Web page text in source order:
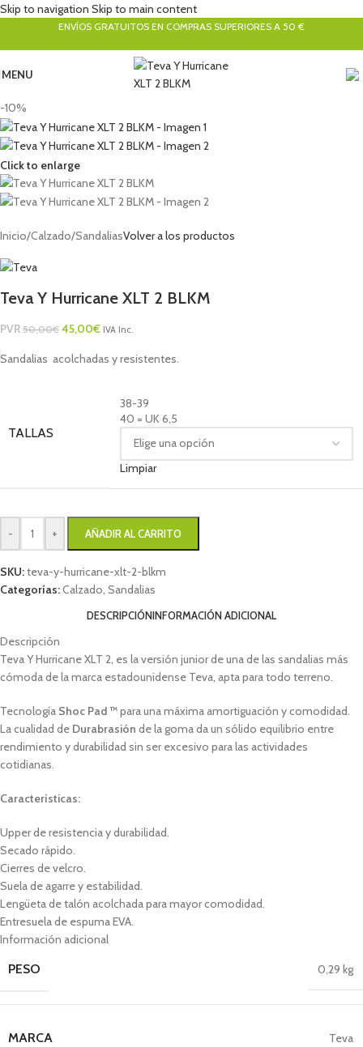
Skip to navigation Skip to main content
ENVÍOS GRATUITOS EN COMPRAS SUPERIORES A 50 €
MENU
-10%
Click to enlarge
Inicio/Calzado/SandaliasVolver a los productos
Teva Y Hurricane XLT 2 BLKM
PVR 50,00€ 45,00€ IVA Inc.
Sandalias acolchadas y resistentes.
TALLAS
38-39
40 = UK 6,5
Limpiar
- + AÑADIR AL CARRITO
SKU:teva-y-hurricane-xlt-2-blkm
Categorías:Calzado, Sandalias
DESCRIPCIÓNINFORMACIÓN ADICIONAL
Descripción
Teva Y Hurricane XLT 2, es la versión junior de una de las sandalias más
cómoda de la marca estadounidense Teva, apta para todo terreno.
Tecnología Shoc Pad ™para una máxima amortiguación y comodidad.
La cualidad de Durabrasión de la goma da un sólido equilibrio entre
rendimiento y durabilidad sin ser excesivo para las actividades
cotidianas.
Características:
Upper de resistencia y durabilidad.
Secado rápido.
Cierres de velcro.
Suela de agarre y estabilidad.
Lengüeta de talón acolchada para mayor comodidad.
Entresuela de espuma EVA.
Información adicional
PESO 0,29 kg
MARCA Teva